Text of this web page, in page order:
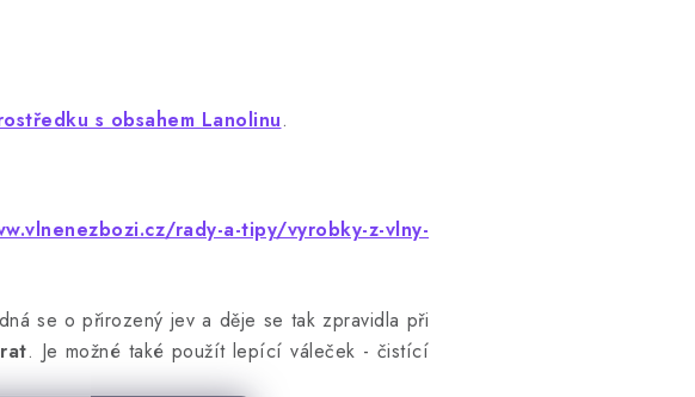
s obsahem Lanolinu.
rady-a-tipy/vyrobky-z-vlny-
se o přirozený jev a děje se tak zpravidla při
. Je možné také použít lepící váleček - čistící